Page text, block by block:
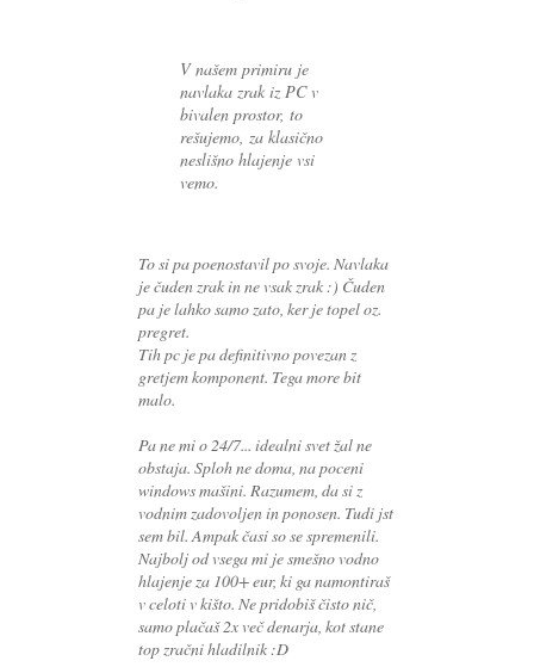
V našem primiru je
navlaka zrak iz PC v
bivalen prostor, to
rešujemo, za klasično
neslišno hlajenje vsi
vemo.
To si pa poenostavil po svoje. Navlaka
je čuden zrak in ne vsak zrak :) Čuden
pa je lahko samo zato, ker je topel oz.
pregret.
Tih pc je pa definitivno povezan z
gretjem komponent. Tega more bit
malo.
Pa ne mi o 24/7... idealni svet žal ne
obstaja. Sploh ne doma, na poceni
windows mašini. Razumem, da si z
vodnim zadovoljen in ponosen. Tudi jst
sem bil. Ampak časi so se spremenili.
Najbolj od vsega mi je smešno vodno
hlajenje za 100+ eur, ki ga namontiraš
v celoti v kišto. Ne pridobiš čisto nič,
samo plačaš 2x več denarja, kot stane
top zračni hladilnik :D